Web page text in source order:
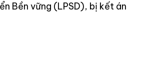
Bền vững (LPSD), bị kết án